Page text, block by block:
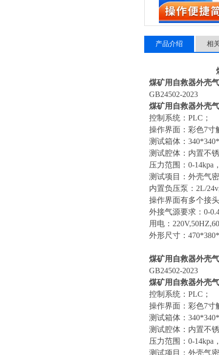
产品介绍 相
煤矿用自救器外壳
GB24502-2023
煤矿用自救器外壳
控制系统：PLC ；
操作界面：彩色7寸
测试箱体：
测试腔体：内置不
压力范围：0-14kpa
测试项目：外壳气
内置负压泵：2L/
操作界面有多个接
外接气源要求：0-
用电：
外形尺寸：
煤矿用自救器外壳
GB24502-2023
煤矿用自救器外壳
控制系统：PLC ；
操作界面：彩色7寸
测试箱体：
测试腔体：内置不
压力范围：0-14kpa
测试项目：外壳气